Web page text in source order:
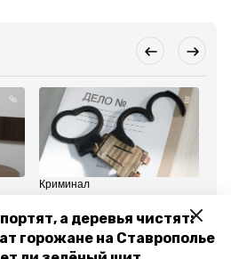
а деревья чистят:
горожане на Ставрополье
Криминал
Передачу наркотиков в
изолятор временного
содержания пресекли в
Ессентуках